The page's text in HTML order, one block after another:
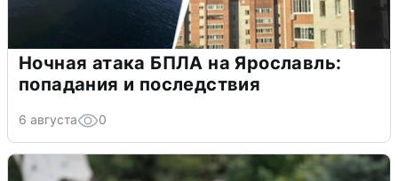
Ночная атака БПЛА на Ярославль:
попадания и последствия
6 августа 0